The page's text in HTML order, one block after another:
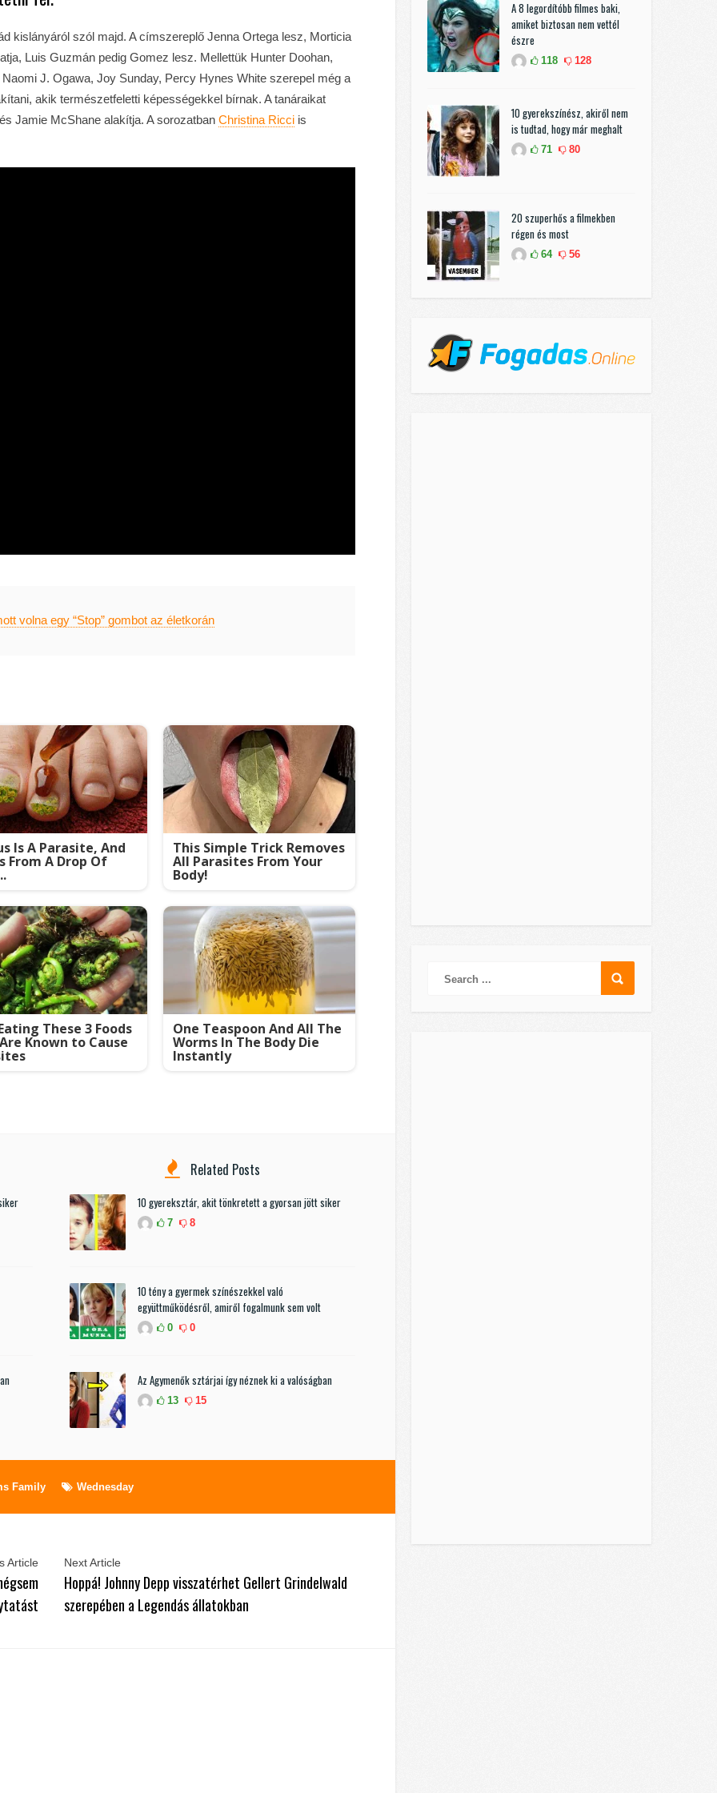
kislányáról szól majd. A címszereplő Jenna Ortega lesz, Morticia
Luis Guzmán pedig Gomez lesz. Mellettük Hunter Doohan,
J. Ogawa, Joy Sunday, Percy Hynes White szerepel még a
akik természetfeletti képességekkel bírnak. A tanáraikat
Jamie McShane alakítja. A sorozatban Christina Ricci is
volna egy “Stop” gombot az életkorán
Is A Parasite, And
From A Drop Of
This Simple Trick Removes
All Parasites From Your
Body!
These 3 Foods
Known to Cause
One Teaspoon And All The
Worms In The Body Die
Instantly
Related Posts
10 gyereksztár, akit tönkretett a gyorsan jött siker
7 8
10 tény a gyermek színészekkel való
együttműködésről, amiről fogalmunk sem volt
0 0
Az Agymenők sztárjai így néznek ki a valóságban
13 15
Family Wednesday
Article Next Article
Hoppá! Johnny Depp visszatérhet Gellert Grindelwald
szerepében a Legendás állatokban
A 8 legordítóbb filmes baki,
amiket biztosan nem vettél
észre
118 128
10 gyerekszínész, akiről nem
is tudtad, hogy már meghalt
71 80
20 szuperhős a filmekben
régen és most
64 56